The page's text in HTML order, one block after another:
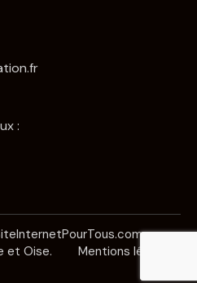
:
et Oise. Mentions légales